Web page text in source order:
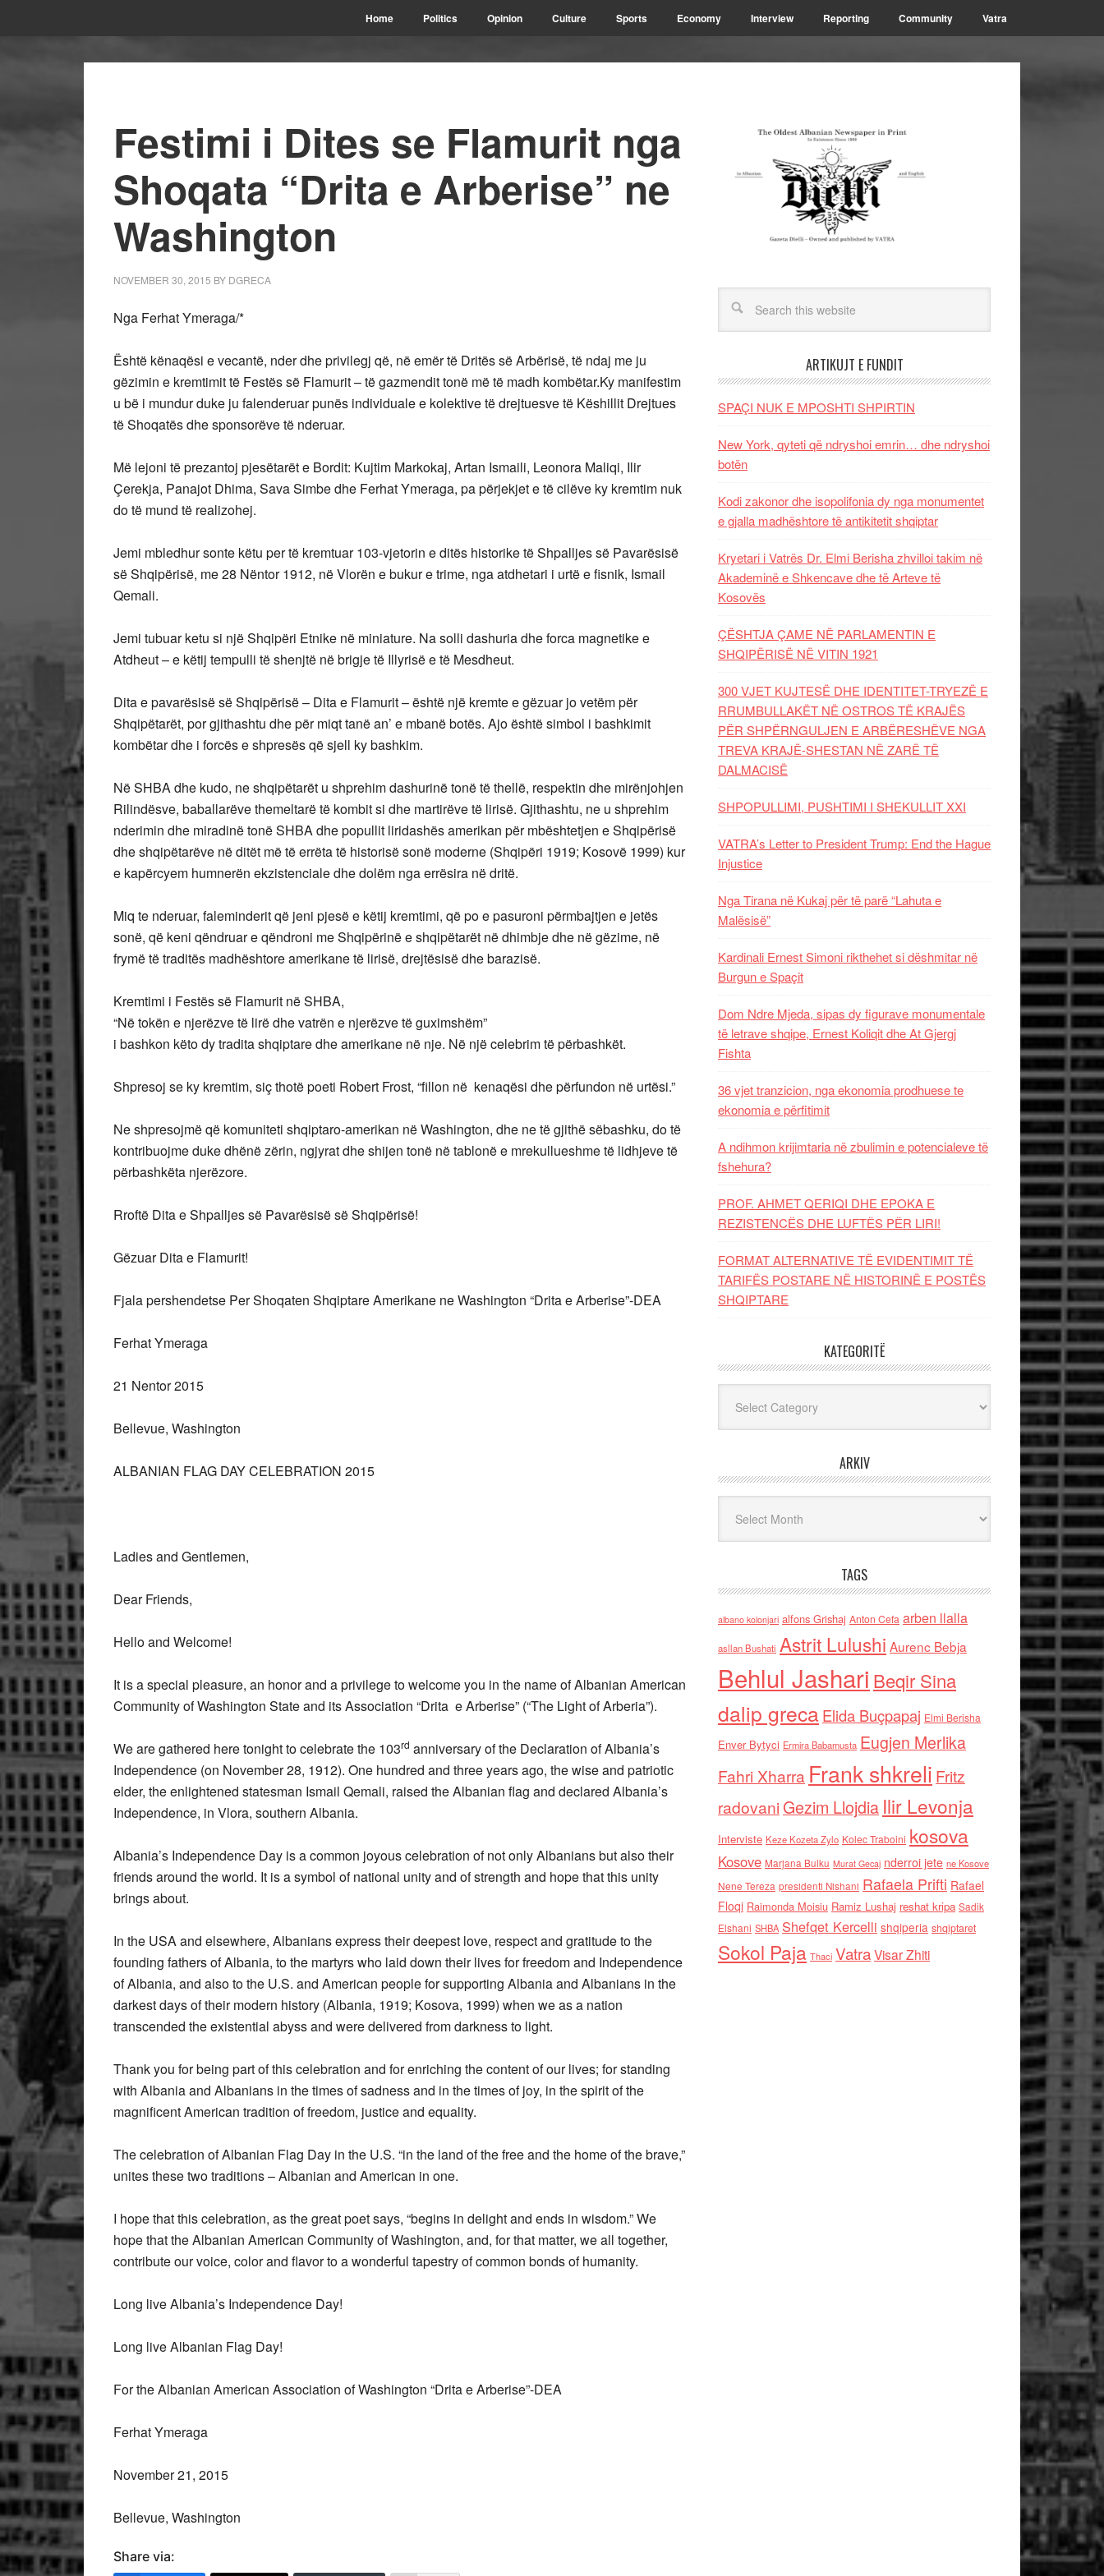
Home Politics Opinion Culture Sports Economy Interview Reporting Community Vatra
Festimi i Dites se Flamurit nga
Shoqata “Drita e Arberise” ne
Washington
NOVEMBER 30, 2015 BY DGRECA
Nga Ferhat Ymeraga/*
Është kënaqësi e vecantë, nder dhe privilegj që, në emër të Dritës së Arbërisë, të ndaj me ju
gëzimin e kremtimit të Festës së Flamurit – të gazmendit tonë më të madh kombëtar.Ky manifestim
u bë i mundur duke ju falenderuar punës individuale e kolektive të drejtuesve të Këshillit Drejtues
të Shoqatës dhe sponsorëve të nderuar.
Më lejoni të prezantoj pjesëtarët e Bordit: Kujtim Markokaj, Artan Ismaili, Leonora Maliqi, Ilir
Çerekja, Panajot Dhima, Sava Simbe dhe Ferhat Ymeraga, pa përjekjet e të cilëve ky kremtim nuk
do të mund të realizohej.
Jemi mbledhur sonte këtu per të kremtuar 103-vjetorin e ditës historike të Shpalljes së Pavarësisë
së Shqipërisë, me 28 Nëntor 1912, në Vlorën e bukur e trime, nga atdhetari i urtë e fisnik, Ismail
Qemali.
Jemi tubuar ketu si një Shqipëri Etnike në miniature. Na solli dashuria dhe forca magnetike e
Atdheut – e këtij tempulli të shenjtë në brigje të Illyrisë e të Mesdheut.
Dita e pavarësisë së Shqipërisë – Dita e Flamurit – është një kremte e gëzuar jo vetëm për
Shqipëtarët, por gjithashtu dhe për miqt tanë an’ e mbanë botës. Ajo është simbol i bashkimit
kombëtar dhe i forcës e shpresës që sjell ky bashkim.
Në SHBA dhe kudo, ne shqipëtarët u shprehim dashurinë tonë të thellë, respektin dhe mirënjohjen
Rilindësve, baballarëve themeltarë të kombit si dhe martirëve të lirisë. Gjithashtu, ne u shprehim
nderimin dhe miradinë tonë SHBA dhe popullit liridashës amerikan për mbështetjen e Shqipërisë
dhe shqipëtarëve në ditët më të errëta të historisë sonë moderne (Shqipëri 1919; Kosovë 1999) kur
e kapërcyem humnerën ekzistenciale dhe dolëm nga errësira në dritë.
Miq te nderuar, faleminderit që jeni pjesë e këtij kremtimi, që po e pasuroni përmbajtjen e jetës
sonë, që keni qëndruar e qëndroni me Shqipërinë e shqipëtarët në dhimbje dhe në gëzime, në
frymë të traditës madhështore amerikane të lirisë, drejtësisë dhe barazisë.
Kremtimi i Festës së Flamurit në SHBA,
“Në tokën e njerëzve të lirë dhe vatrën e njerëzve të guximshëm”
i bashkon këto dy tradita shqiptare dhe amerikane në nje. Në një celebrim të përbashkët.
Shpresoj se ky kremtim, siç thotë poeti Robert Frost, “fillon në kenaqësi dhe përfundon në urtësi.”
Ne shpresojmë që komuniteti shqiptaro-amerikan në Washington, dhe ne të gjithë sëbashku, do të
kontribuojme duke dhënë zërin, ngjyrat dhe shijen tonë në tablonë e mrekullueshme të lidhjeve të
përbashkëta njerëzore.
Rroftë Dita e Shpalljes së Pavarësisë së Shqipërisë!
Gëzuar Dita e Flamurit!
Fjala pershendetse Per Shoqaten Shqiptare Amerikane ne Washington “Drita e Arberise”-DEA
Ferhat Ymeraga
21 Nentor 2015
Bellevue, Washington
ALBANIAN FLAG DAY CELEBRATION 2015
Ladies and Gentlemen,
Dear Friends,
Hello and Welcome!
It is a special pleasure, an honor and a privilege to welcome you in the name of Albanian American
Community of Washington State and its Association “Drita e Arberise” (“The Light of Arberia”).
We are gathered here tonight to celebrate the 103rd anniversary of the Declaration of Albania’s
Independence (on November 28, 1912). One hundred and three years ago, the wise and patriotic
elder, the enlightened statesman Ismail Qemali, raised the Albanian flag and declared Albania’s
Independence, in Vlora, southern Albania.
Albania’s Independence Day is a common joyous celebration of not only Albanians but also their
friends around the world. It is a symbol of national unity and of strength and hope that this unity
brings about.
In the USA and elsewhere, Albanians express their deepest love, respect and gratitude to the
founding fathers of Albania, to the martyrs who laid down their lives for freedom and Independence
of Albania, and also to the U.S. and American people for supporting Albania and Albanians in the
darkest days of their modern history (Albania, 1919; Kosova, 1999) when we as a nation
transcended the existential abyss and were delivered from darkness to light.
Thank you for being part of this celebration and for enriching the content of our lives; for standing
with Albania and Albanians in the times of sadness and in the times of joy, in the spirit of the
magnificent American tradition of freedom, justice and equality.
The celebration of Albanian Flag Day in the U.S. “in the land of the free and the home of the brave,”
unites these two traditions – Albanian and American in one.
I hope that this celebration, as the great poet says, “begins in delight and ends in wisdom.” We
hope that the Albanian American Community of Washington, and, for that matter, we all together,
contribute our voice, color and flavor to a wonderful tapestry of common bonds of humanity.
Long live Albania’s Independence Day!
Long live Albanian Flag Day!
For the Albanian American Association of Washington “Drita e Arberise”-DEA
Ferhat Ymeraga
November 21, 2015
Bellevue, Washington
Share via:
ARTIKUJT E FUNDIT
SPAÇI NUK E MPOSHTI SHPIRTIN
New York, qyteti që ndryshoi emrin… dhe ndryshoi
botën
Kodi zakonor dhe isopolifonia dy nga monumentet
e gjalla madhështore të antikitetit shqiptar
Kryetari i Vatrës Dr. Elmi Berisha zhvilloi takim në
Akademinë e Shkencave dhe të Arteve të
Kosovës
ÇËSHTJA ÇAME NË PARLAMENTIN E
SHQIPËRISË NË VITIN 1921
300 VJET KUJTESË DHE IDENTITET-TRYEZË E
RRUMBULLAKËT NË OSTROS TË KRAJËS
PËR SHPËRNGULJEN E ARBËRESHËVE NGA
TREVA KRAJË-SHESTAN NË ZARË TË
DALMACISË
SHPOPULLIMI, PUSHTIMI I SHEKULLIT XXI
VATRA’s Letter to President Trump: End the Hague
Injustice
Nga Tirana në Kukaj për të parë “Lahuta e
Malësisë”
Kardinali Ernest Simoni rikthehet si dëshmitar në
Burgun e Spaçit
Dom Ndre Mjeda, sipas dy figurave monumentale
të letrave shqipe, Ernest Koliqit dhe At Gjergj
Fishta
36 vjet tranzicion, nga ekonomia prodhuese te
ekonomia e përfitimit
A ndihmon krijimtaria në zbulimin e potencialeve të
fshehura?
PROF. AHMET QERIQI DHE EPOKA E
REZISTENCЁS DHE LUFTЁS PЁR LIRI!
FORMAT ALTERNATIVE TË EVIDENTIMIT TË
TARIFËS POSTARE NË HISTORINË E POSTËS
SHQIPTARE
KATEGORITË
ARKIV
TAGS
albano kolonjari alfons Grishaj Anton Cefa arben llalla
asllan Bushati Astrit Lulushi Aurenc Bebja
Behlul Jashari Beqir Sina
dalip grecaElida Buçpapaj Elmi Berisha
Enver Bytyci Ermira Babamusta Eugjen Merlika
Fahri Xharra Frank shkreli Fritz
radovaniGezim Llojdia Ilir Levonja
Interviste Keze Kozeta Zylo Kolec Traboini kosova
Kosove Marjana Bulku Murat Gecaj nderroi jete ne Kosove
Nene Tereza presidenti Nishani Rafaela Prifti Rafael
Floqi Raimonda Moisiu Ramiz Lushaj reshat kripa Sadik
Elshani SHBA Shefqet Kercelli shqiperia shqiptaret
Sokol Paja Thaci VatraVisar Zhiti